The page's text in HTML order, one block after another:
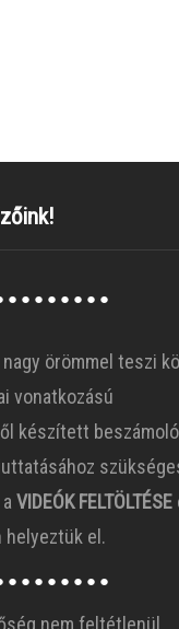
● ● ● ● ● ● ● ●
nagy örömmel teszi
vonatkozású
készített
aVIDEÓK FELTÖLTÉSE
helyeztük el.
● ● ● ● ● ● ● ●